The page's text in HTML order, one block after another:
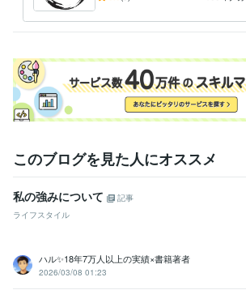
ます
このブログを見た人にオススメ
私の強みについて
記事
ライフスタイル
ハル✨18年7万人以上の実績×書籍著者
2026/03/08 01:23